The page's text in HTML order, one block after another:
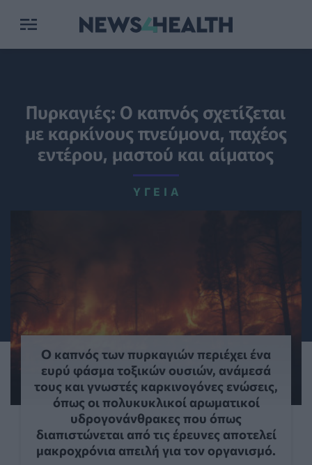
Πυρκαγιές: Ο καπνός σχετίζεται
με καρκίνους πνεύμονα, παχέος
εντέρου, μαστού και αίματος
ΥΓΕΊΑ
Ο καπνός των πυρκαγιών περιέχει ένα
ευρύ φάσμα τοξικών ουσιών, ανάμεσά
τους και γνωστές καρκινογόνες ενώσεις,
όπως οι πολυκυκλικοί αρωματικοί
υδρογονάνθρακες που όπως
διαπιστώνεται από τις έρευνες αποτελεί
μακροχρόνια απειλή για τον οργανισμό.